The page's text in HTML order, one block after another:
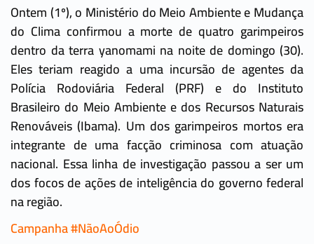
Ontem (1º), o Ministério do Meio Ambiente e Mudança
do Clima confirmou a morte de quatro garimpeiros
dentro da terra yanomami na noite de domingo (30).
Eles teriam reagido a uma incursão de agentes da
Polícia Rodoviária Federal (PRF) e do Instituto
Brasileiro do Meio Ambiente e dos Recursos Naturais
Renováveis (Ibama). Um dos garimpeiros mortos era
integrante de uma facção criminosa com atuação
nacional. Essa linha de investigação passou a ser um
dos focos de ações de inteligência do governo federal
na região.
Campanha #NãoAoÓdio